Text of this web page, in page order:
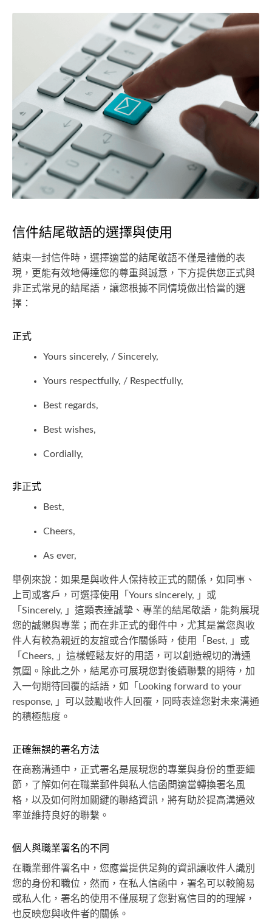
信件結尾敬語的選擇與使用
結束一封信件時，選擇適當的結尾敬語不僅是禮儀的表
現，更能有效地傳達您的尊重與誠意，下方提供您正式與
非正式常見的結尾語，讓您根據不同情境做出恰當的選
擇：
正式
Yours sincerely, / Sincerely,
Yours respectfully, / Respectfully,
Best regards,
Best wishes,
Cordially,
非正式
Best,
Cheers,
As ever,
舉例來說：如果是與收件人保持較正式的關係，如同事、
上司或客戶，可選擇使用「Yours sincerely, 」或
「Sincerely, 」這類表達誠摯、專業的結尾敬語，能夠展現
您的誠懇與專業；而在非正式的郵件中，尤其是當您與收
件人有較為親近的友誼或合作關係時，使用「Best, 」或
「Cheers, 」這樣輕鬆友好的用語，可以創造親切的溝通
氛圍。除此之外，結尾亦可展現您對後續聯繫的期待，加
入一句期待回覆的話語，如「Looking forward to your
response, 」可以鼓勵收件人回覆，同時表達您對未來溝通
的積極態度。
正確無誤的署名方法
在商務溝通中，正式署名是展現您的專業與身份的重要細
節，了解如何在職業郵件與私人信函間適當轉換署名風
格，以及如何附加關鍵的聯絡資訊，將有助於提高溝通效
率並維持良好的聯繫。
個人與職業署名的不同
在職業郵件署名中，您應當提供足夠的資訊讓收件人識別
您的身份和職位，然而，在私人信函中，署名可以較簡易
或私人化，署名的使用不僅展現了您對寫信目的的理解，
也反映您與收件者的關係。